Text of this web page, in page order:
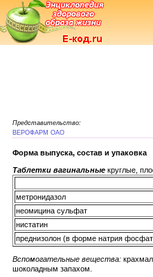
Представительство:
ВЕРОФАРМ ОАО
Форма выпуска, состав и упаковка
Таблетки вагинальные круглые,
метронидазол
неомицина сульфат
нистатин
преднизолон (в форме натрия
Вспомогательные вещества:
шоколадным запахом.